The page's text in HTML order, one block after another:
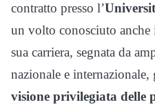
contratto presso l’
un volto conosciuto
sua carriera, segnata da
nazionale e
visione privilegiata delle